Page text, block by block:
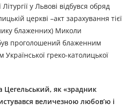
у Львові відбувся обряд
церкві –акт зарахування тієї
блаженних) Миколи
проголошений блаженним
греко-католицької
як «зрадник
величезною любов’ю і